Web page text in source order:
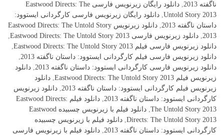
ناگفته 2013
,
دانلود رایگان زیرنویس فارسی Eastwood Directs: The
Untold Story 2013
, دانلود رایگان زیرنویس فارسی کارگردانی ایستوود:
داستان ناگفته 2013
,
دانلود زیرنویس Eastwood Directs: The Untold Story
2013
, دانلود زیرنویس فارسی Eastwood Directs: The Untold Story 2013
,
دانلود زیرنویس فارسی فیلم Eastwood Directs: The Untold Story 2013
,
دانلود زیرنویس فارسی فیلم کارگردانی ایستوود: داستان ناگفته 2013
,
دانلود زیرنویس فارسی کارگردانی ایستوود: داستان ناگفته 2013
, دانلود
زیرنویس فیلم Eastwood Directs: The Untold Story 2013
, دانلود
زیرنویس فیلم کارگردانی ایستوود: داستان ناگفته 2013
, دانلود زیرنویس
کارگردانی ایستوود: داستان ناگفته 2013
,
دانلود فیلم Eastwood Directs:
The Untold Story 2013
,
دانلود فیلم با زیرنویس چسبیده Eastwood
Directs: The Untold Story 2013
, دانلود فیلم با زیرنویس چسبیده
کارگردانی ایستوود: داستان ناگفته 2013
, دانلود فیلم با زیرنویس فارسی